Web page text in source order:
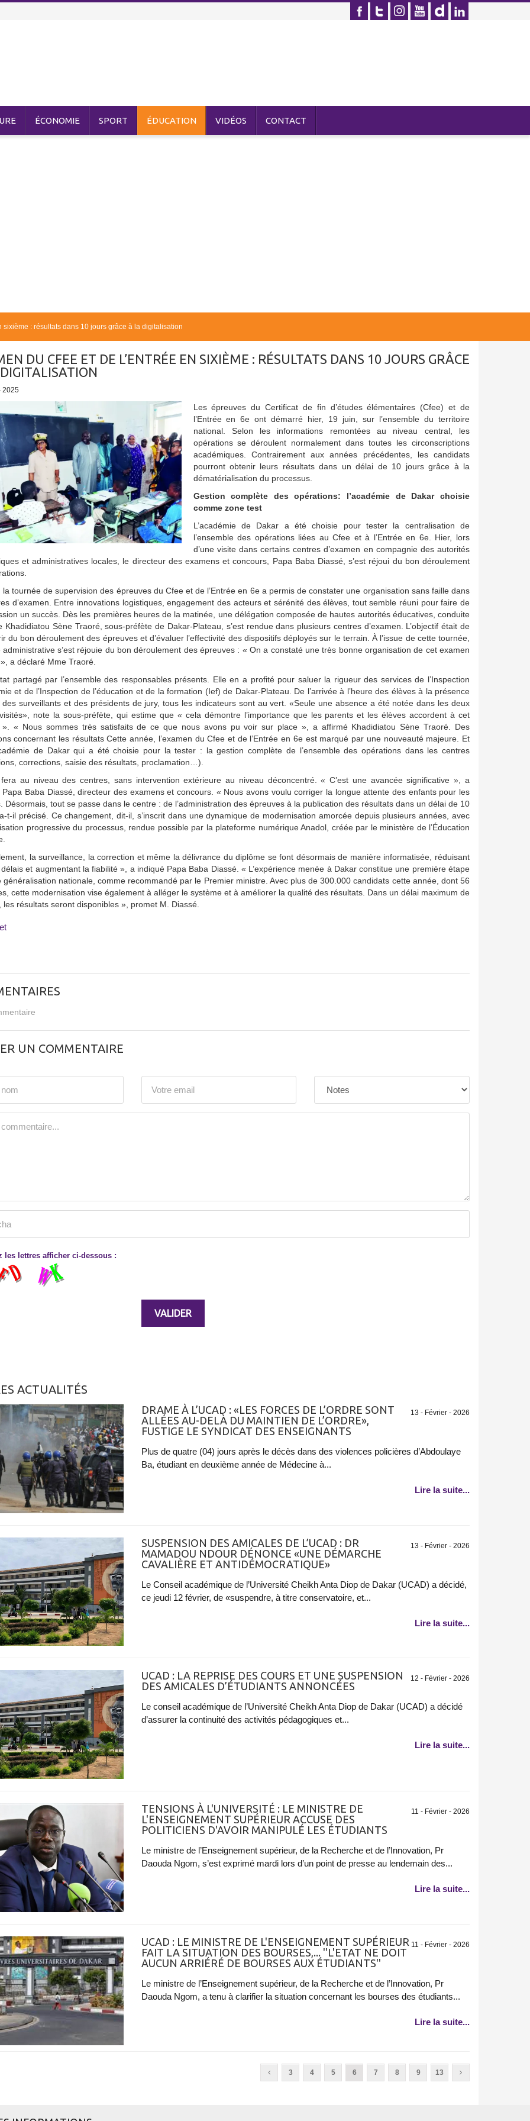
ÉCONOMIE SPORT ÉDUCATION VIDÉOS CONTACT
sixième : résultats dans 10 jours grâce à la digitalisation
DU CFEE ET DE L’ENTRÉE EN SIXIÈME : RÉSULTATS DANS 10 JOURS GRÂCE
2025
Les épreuves du Certificat de fin d’études élémentaires (Cfee) et de
l’Entrée en 6e ont démarré hier, 19 juin, sur l’ensemble du territoire
national. Selon les informations remontées au niveau central, les
opérations se déroulent normalement dans toutes les circonscriptions
académiques. Contrairement aux années précédentes, les candidats
pourront obtenir leurs résultats dans un délai de 10 jours grâce à la
dématérialisation du processus.
Gestion complète des opérations: l’académie de Dakar choisie
comme zone test
L’académie de Dakar a été choisie pour tester la centralisation de
l’ensemble des opérations liées au Cfee et à l’Entrée en 6e. Hier, lors
d’une visite dans certains centres d’examen en compagnie des autorités
et administratives locales, le directeur des examens et concours, Papa Baba Diassé, s’est réjoui du bon déroulement
la tournée de supervision des épreuves du Cfee et de l’Entrée en 6e a permis de constater une organisation sans faille dans
d’examen. Entre innovations logistiques, engagement des acteurs et sérénité des élèves, tout semble réuni pour faire de
un succès. Dès les premières heures de la matinée, une délégation composée de hautes autorités éducatives, conduite
Khadidiatou Sène Traoré, sous-préfète de Dakar-Plateau, s’est rendue dans plusieurs centres d’examen. L’objectif était de
du bon déroulement des épreuves et d’évaluer l’effectivité des dispositifs déployés sur le terrain. À l’issue de cette tournée,
administrative s’est réjouie du bon déroulement des épreuves : « On a constaté une très bonne organisation de cet examen
a déclaré Mme Traoré.
partagé par l’ensemble des responsables présents. Elle en a profité pour saluer la rigueur des services de l’Inspection
et de l’Inspection de l’éducation et de la formation (Ief) de Dakar-Plateau. De l’arrivée à l’heure des élèves à la présence
des surveillants et des présidents de jury, tous les indicateurs sont au vert. «Seule une absence a été notée dans les deux
note la sous-préfète, qui estime que « cela démontre l’importance que les parents et les élèves accordent à cet
». « Nous sommes très satisfaits de ce que nous avons pu voir sur place », a affirmé Khadidiatou Sène Traoré. Des
concernant les résultats Cette année, l’examen du Cfee et de l’Entrée en 6e est marqué par une nouveauté majeure. Et
de Dakar qui a été choisie pour la tester : la gestion complète de l’ensemble des opérations dans les centres
corrections, saisie des résultats, proclamation…).
au niveau des centres, sans intervention extérieure au niveau déconcentré. « C’est une avancée significative », a
Papa Baba Diassé, directeur des examens et concours. « Nous avons voulu corriger la longue attente des enfants pour les
Désormais, tout se passe dans le centre : de l’administration des épreuves à la publication des résultats dans un délai de 10
t-il précisé. Ce changement, dit-il, s’inscrit dans une dynamique de modernisation amorcée depuis plusieurs années, avec
progressive du processus, rendue possible par la plateforme numérique Anadol, créée par le ministère de l’Éducation
la surveillance, la correction et même la délivrance du diplôme se font désormais de manière informatisée, réduisant
et augmentant la fiabilité », a indiqué Papa Baba Diassé. « L’expérience menée à Dakar constitue une première étape
généralisation nationale, comme recommandé par le Premier ministre. Avec plus de 300.000 candidats cette année, dont 56
cette modernisation vise également à alléger le système et à améliorer la qualité des résultats. Dans un délai maximum de
les résultats seront disponibles », promet M. Diassé.
UN COMMENTAIRE
les lettres afficher ci-dessous :
ACTUALITÉS
13 - Février - 2026
DRAME À L’UCAD : «LES FORCES DE L’ORDRE SONT
ALLÉES AU-DELÀ DU MAINTIEN DE L’ORDRE»,
FUSTIGE LE SYNDICAT DES ENSEIGNANTS
Plus de quatre (04) jours après le décès dans des violences policières d’Abdoulaye
Ba, étudiant en deuxième année de Médecine à...
Lire la suite...
13 - Février - 2026
SUSPENSION DES AMICALES DE L’UCAD : DR
MAMADOU NDOUR DÉNONCE «UNE DÉMARCHE
CAVALIÈRE ET ANTIDÉMOCRATIQUE»
Le Conseil académique de l’Université Cheikh Anta Diop de Dakar (UCAD) a décidé,
ce jeudi 12 février, de «suspendre, à titre conservatoire, et...
Lire la suite...
12 - Février - 2026
UCAD : LA REPRISE DES COURS ET UNE SUSPENSION
DES AMICALES D’ÉTUDIANTS ANNONCÉES
Le conseil académique de l’Université Cheikh Anta Diop de Dakar (UCAD) a décidé
d’assurer la continuité des activités pédagogiques et...
Lire la suite...
11 - Février - 2026
TENSIONS À L'UNIVERSITÉ : LE MINISTRE DE
L'ENSEIGNEMENT SUPÉRIEUR ACCUSE DES
POLITICIENS D'AVOIR MANIPULÉ LES ÉTUDIANTS
Le ministre de l’Enseignement supérieur, de la Recherche et de l’Innovation, Pr
Daouda Ngom, s’est exprimé mardi lors d’un point de presse au lendemain des...
Lire la suite...
11 - Février - 2026
UCAD : LE MINISTRE DE L'ENSEIGNEMENT SUPÉRIEUR
FAIT LA SITUATION DES BOURSES,... ''L'ETAT NE DOIT
AUCUN ARRIÉRÉ DE BOURSES AUX ÉTUDIANTS''
Le ministre de l’Enseignement supérieur, de la Recherche et de l’Innovation, Pr
Daouda Ngom, a tenu à clarifier la situation concernant les bourses des étudiants...
Lire la suite...
3 4 5 6 7 8 9 13